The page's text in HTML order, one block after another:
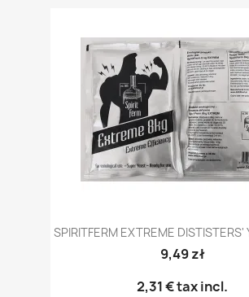
SPIRITFERM EXTREME DISTISTERS'
9,49 zł
2,31 €tax incl.